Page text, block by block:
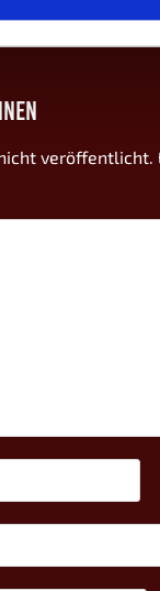
12 ±0 46.2
veröffentlicht.